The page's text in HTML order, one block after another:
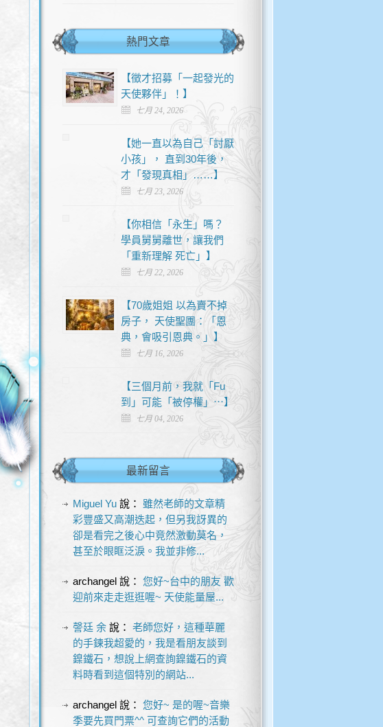
熱門文章
【徵才招募「一起發光的
天使夥伴」！】
七月 24, 2026
【她一直以為自己「討厭
小孩」， 直到30年後，
才「發現真相」……】
七月 23, 2026
【你相信「永生」嗎？
學員舅舅離世，讓我們
「重新理解 死亡」】
七月 22, 2026
【70歲姐姐 以為賣不掉
房子， 天使聖團：「恩
典，會吸引恩典。」】
七月 16, 2026
【三個月前，我就「Fu
到」可能「被停權」⋯】
七月 04, 2026
最新留言
Miguel Yu說： 雖然老師的文章精
彩豐盛又高潮迭起，但另我訝異的
卻是看完之後心中竟然激動莫名，
甚至於眼眶泛淚。我並非修...
archangel說： 您好~台中的朋友 歡
迎前來走走逛逛喔~ 天使能量屋...
謦廷 余說： 老師您好，這種華麗
的手鍊我超愛的，我是看朋友談到
鎳鐵石，想說上網查詢鎳鐵石的資
料時看到這個特別的網站...
archangel說： 您好~ 是的喔~音樂
季要先買門票^^ 可查詢它們的活動